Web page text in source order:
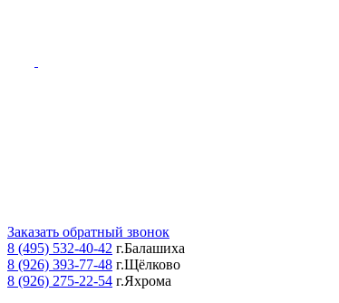
Заказать обратный звонок
8 (495) 532-40-42 г.Балашиха
8 (926) 393-77-48 г.Щёлково
8 (926) 275-22-54 г.Яхрома